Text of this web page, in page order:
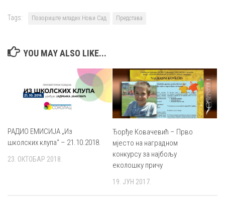
Tags: Позориште младих Нови Сад Представа
YOU MAY ALSO LIKE...
РАДИО ЕМИСИЈА „Из
школских клупа“ – 21.10.2018.
23. ОКТОБАР 2018.
Ђорђе Ковачевић – Прво
мјесто на наградном
конкурсу за најбољу
еколошку причу
19. ЈУН 2017.